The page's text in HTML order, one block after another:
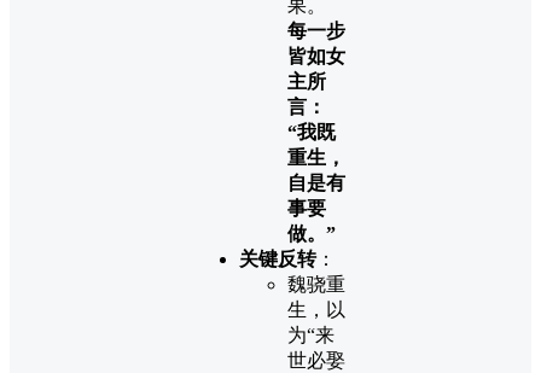
果。
每一步
皆如女
主所
言：
“我既
重生，
自是有
事要
做。”
关键反转：
魏骁重
生，以
为“来
世必娶